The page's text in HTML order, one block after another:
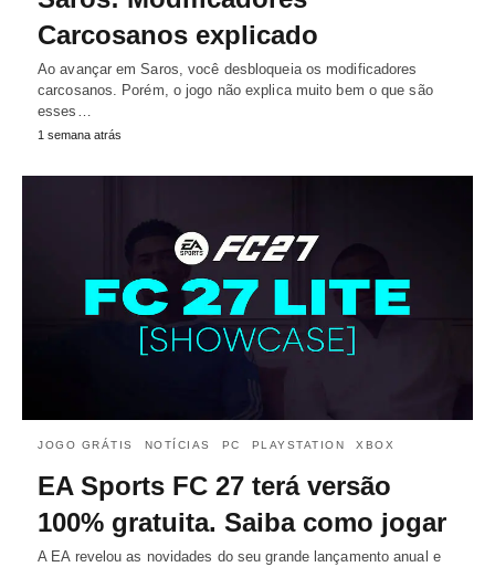
Carcosanos explicado
Ao avançar em Saros, você desbloqueia os modificadores
carcosanos. Porém, o jogo não explica muito bem o que são
esses…
1 semana atrás
JOGO GRÁTIS NOTÍCIAS PC PLAYSTATION XBOX
EA Sports FC 27 terá versão
100% gratuita. Saiba como jogar
A EA revelou as novidades do seu grande lançamento anual e